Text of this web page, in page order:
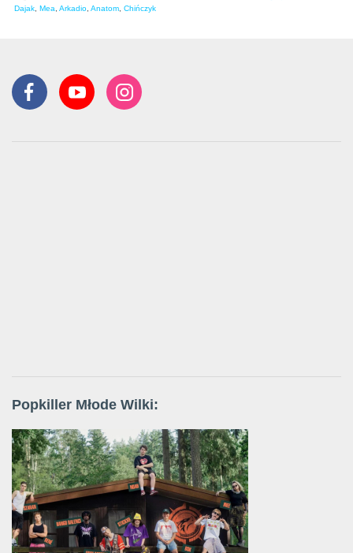
Dajak Mea Arkadio Anatom Chińczyk
Popkiller Młode Wilki: